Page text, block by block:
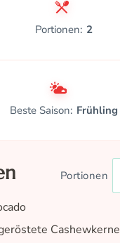
Portionen: 2
Beste Saison: Frühling
Portionen
Cashewkerne